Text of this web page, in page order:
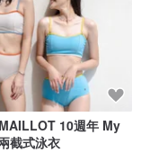
10週年 My
截式泳衣